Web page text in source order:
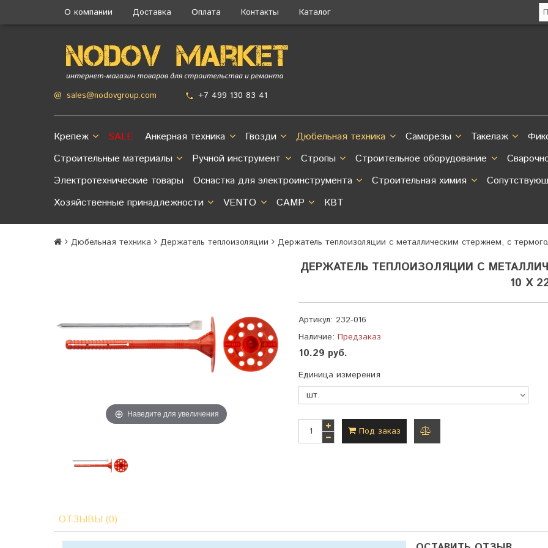
О компании Доставка Оплата Контакты Каталог
@ sales@nodovgroup.com +7 499 130 83 41
Крепеж SALE Анкерная техника Гвозди Дюбельная техника Саморезы Такелаж
Строительные материалы
Ручной инструмент Стропы Строительное оборудование
Электротехнические товары
Оснастка для электроинструмента Строительная химия
Хозяйственные принадлежности
VENTO CAMP КВТ
Дюбельная техника Держатель теплоизоляции Держатель теплоизоляции с металлическим стержнем, с
Наведите для увеличения
ДЕРЖАТЕЛЬ ТЕПЛОИЗОЛЯЦИИ С
10 Х
Артикул: 232-016
Наличие: Предзаказ
10.29 руб.
Единица измерения
Под заказ
ОТЗЫВЫ (0)